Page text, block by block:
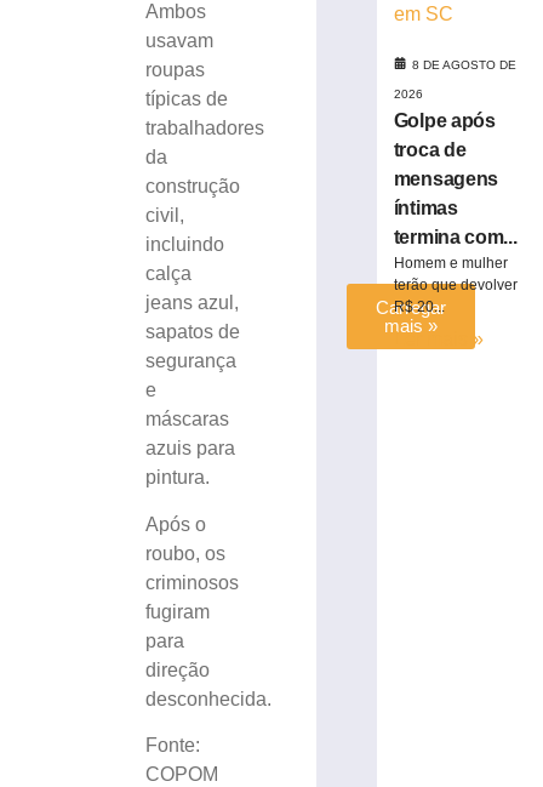
Ambos
usavam
roupas
típicas de
trabalhadores
da
construção
civil,
incluindo
calça
jeans azul,
sapatos de
segurança
e
máscaras
azuis para
pintura.
Após o
roubo, os
criminosos
fugiram
para
direção
desconhecida.
Fonte:
COPOM
Blumenau
Carregar
mais »
8 DE AGOSTO DE
2026
Golpe após
troca de
mensagens
íntimas
termina com...
Homem e mulher
terão que devolver
R$ 20...
Ler mais »